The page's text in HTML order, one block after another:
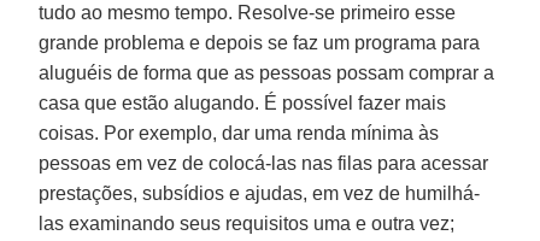
tudo ao mesmo tempo. Resolve-se primeiro esse
grande problema e depois se faz um programa para
aluguéis de forma que as pessoas possam comprar a
casa que estão alugando. É possível fazer mais
coisas. Por exemplo, dar uma renda mínima às
pessoas em vez de colocá-las nas filas para acessar
prestações, subsídios e ajudas, em vez de humilhá-
las examinando seus requisitos uma e outra vez;